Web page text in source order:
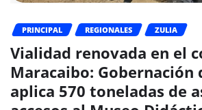
PRINCIPAL REGIONALES ZULIA
Vialidad renovada en el
Maracaibo: Gobernación
aplica 570 toneladas de